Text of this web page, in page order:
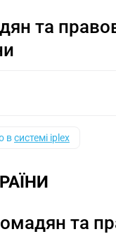
та
всистемі iplex
та